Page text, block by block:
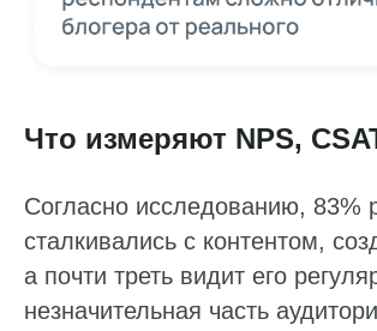
Что измеряют NPS,
Согласно исследованию, 83%
сталкивались с контентом,
а почти треть видит его
незначительная часть